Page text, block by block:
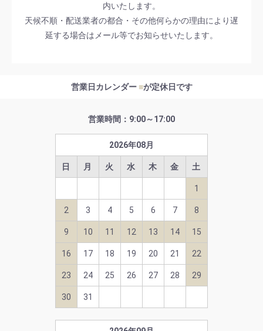
内いたします。
天候不順・配送業者の都合・その他何らかの理由により遅
延する場合はメール等でお知らせいたします。
営業日カレンダー ■が定休日です
営業時間：9:00～17:00
2026年08月
日 月 火 水 木 金 土
1
2 3 4 5 6 7 8
9 10 11 12 13 14 15
16 17 18 19 20 21 22
23 24 25 26 27 28 29
30 31